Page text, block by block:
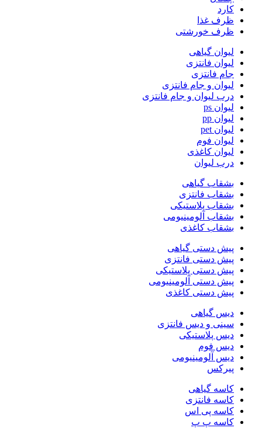
کارد
ظرف غذا
ظرف خورشتی
لیوان گیاهی
لیوان فانتزی
جام فانتزی
لیوان و جام فانتزی
درب لیوان و جام فانتزی
لیوان ps
لیوان pp
لیوان pet
لیوان فوم
لیوان کاغذی
درب لیوان
بشقاب گیاهی
بشقاب فانتزی
بشقاب پلاستیکی
بشقاب آلومینیومی
بشقاب کاغذی
پیش دستی گیاهی
پیش دستی فانتزی
پیش دستی پلاستیکی
پیش دستی آلومینیومی
پیش دستی کاغذی
دیس گیاهی
سینی و دیس فانتزی
دیس پلاستیکی
دیس فوم
دیس آلومینیومی
پیرکس
کاسه گیاهی
کاسه فانتزی
کاسه پی اس
کاسه پ پ